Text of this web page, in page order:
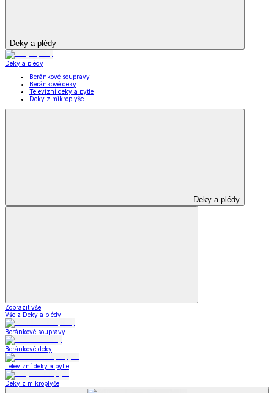
Deky a plédy
Deky a plédy
Beránkové soupravy
Beránkové deky
Televizní deky a pytle
Deky z mikroplyše
Deky a plédy
Zobrazit vše
Vše z Deky a plédy
Beránkové soupravy
Beránkové deky
Televizní deky a pytle
Deky z mikroplyše